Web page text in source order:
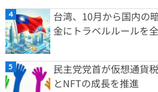
台湾、10月から国内の
金にトラベルルールを
民主党党首が仮想通貨
とNFTの成長を推進